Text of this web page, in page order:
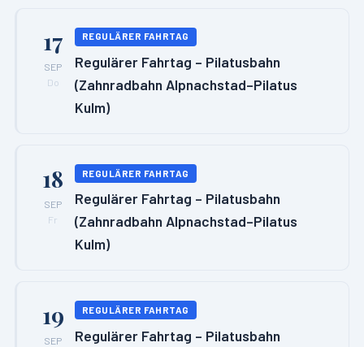
17
SEP
Do
REGULÄRER FAHRTAG
Regulärer Fahrtag – Pilatusbahn
(Zahnradbahn Alpnachstad–Pilatus
Kulm)
18
SEP
Fr
REGULÄRER FAHRTAG
Regulärer Fahrtag – Pilatusbahn
(Zahnradbahn Alpnachstad–Pilatus
Kulm)
19
SEP
REGULÄRER FAHRTAG
Regulärer Fahrtag – Pilatusbahn